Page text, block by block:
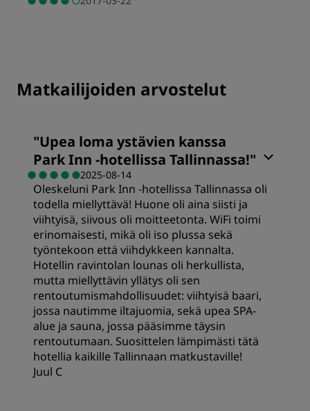
Matkailijoiden arvostelut
"Upea loma ystävien kanssa
Park Inn -hotellissa Tallinnassa!"
2025-08-14
Oleskeluni Park Inn -hotellissa Tallinnassa oli
todella miellyttävä! Huone oli aina siisti ja
viihtyisä, siivous oli moitteetonta. WiFi toimi
erinomaisesti, mikä oli iso plussa sekä
työntekoon että viihdykkeen kannalta.
Hotellin ravintolan lounas oli herkullista,
mutta miellyttävin yllätys oli sen
rentoutumismahdollisuudet: viihtyisä baari,
jossa nautimme iltajuomia, sekä upea SPA-
alue ja sauna, jossa pääsimme täysin
rentoutumaan. Suosittelen lämpimästi tätä
hotellia kaikille Tallinnaan matkustaville!
Juul C